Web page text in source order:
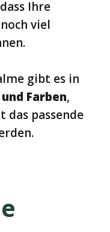
Ihre
viel
gibt es in
Farben,
das passende